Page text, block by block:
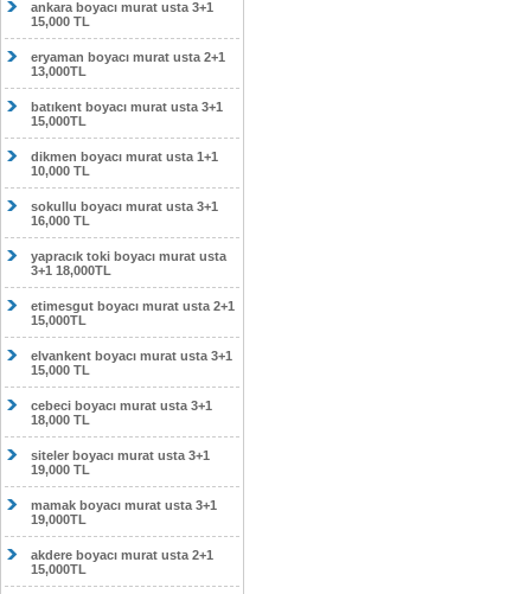
ankara boyacı murat usta 3+1
15,000 TL
eryaman boyacı murat usta 2+1
13,000TL
batıkent boyacı murat usta 3+1
15,000TL
dikmen boyacı murat usta 1+1
10,000 TL
sokullu boyacı murat usta 3+1
16,000 TL
yapracık toki boyacı murat usta
3+1 18,000TL
etimesgut boyacı murat usta 2+1
15,000TL
elvankent boyacı murat usta 3+1
15,000 TL
cebeci boyacı murat usta 3+1
18,000 TL
siteler boyacı murat usta 3+1
19,000 TL
mamak boyacı murat usta 3+1
19,000TL
akdere boyacı murat usta 2+1
15,000TL